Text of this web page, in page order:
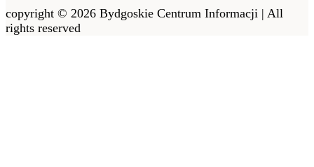
copyright © 2026 Bydgoskie Centrum Informacji | All
rights reserved